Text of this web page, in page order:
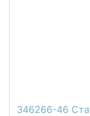
346266-46